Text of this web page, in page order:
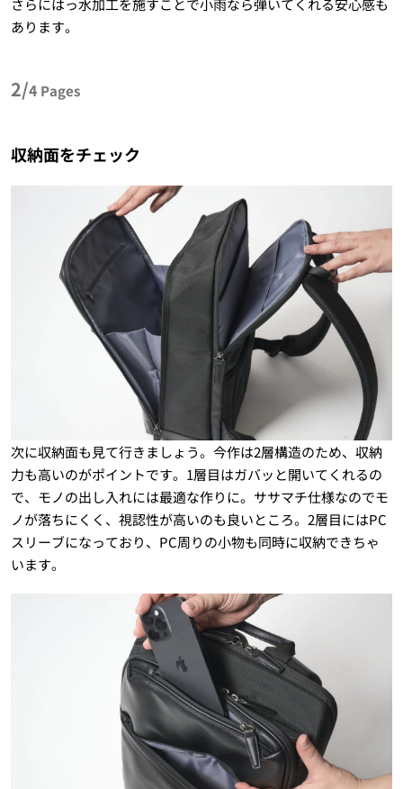
さらにはっ水加工を施すことで小雨なら弾いてくれる安心感も
あります。
2/4 Pages
収納面をチェック
次に収納面も見て行きましょう。今作は2層構造のため、収納
力も高いのがポイントです。1層目はガバッと開いてくれるの
で、モノの出し入れには最適な作りに。ササマチ仕様なのでモ
ノが落ちにくく、視認性が高いのも良いところ。2層目にはPC
スリーブになっており、PC周りの小物も同時に収納できちゃ
います。